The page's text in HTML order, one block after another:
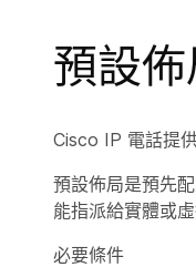
預設
Cisco IP 電話提
預設佈局是預先
能指派給實體或
必要條件